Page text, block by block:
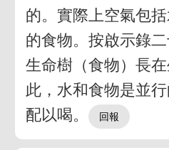
的。實際上空氣包
的食物。按啟示錄
生命樹（食物）長
此，水和食物是並
配以喝。